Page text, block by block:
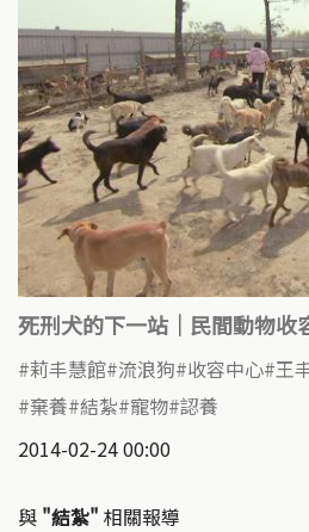
死刑犬的下一站｜民間動物收
莉丰慧館 流浪狗 收容中心 王
棄養 結紮 寵物 認養
2014-02-24 00:00
與 "結紮" 相關報導